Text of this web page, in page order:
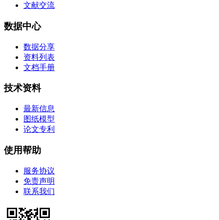
文献交流
数据中心
数据分享
资料列表
文档手册
技术资料
最新信息
图纸模型
论文专利
使用帮助
服务协议
免责声明
联系我们